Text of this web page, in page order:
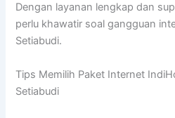
Dengan layanan lengkap dan
perlu khawatir soal gangguan
Setiabudi.
Tips Memilih Paket Internet
Setiabudi